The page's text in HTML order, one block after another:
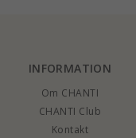
INFORMATION
Om CHANTI
CHANTI Club
Kontakt